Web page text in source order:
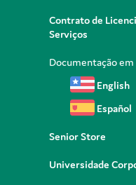
Contrato de
Serviços
Documentação
English
Español
Senior Store
Universidade